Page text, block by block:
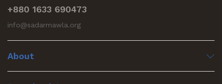
+880 1633 690473
info@sadarmawla.org
About